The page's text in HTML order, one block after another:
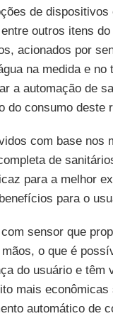
de
outros itens
acionados por
na medida e
a automação de
do consumo deste
com base nos
de
para a melhor
para o
sensor que
o que é
do usuário e têm
mais
automático de